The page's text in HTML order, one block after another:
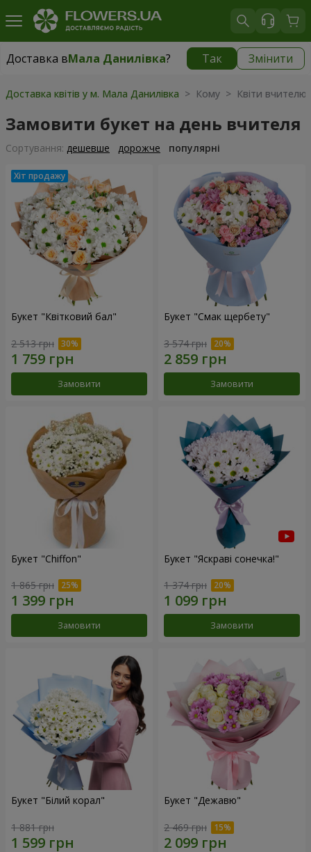
Доставка вМала Данилівка? Так Змінити
Доставка вМала Данилівка|безкоштовно
Доставка квітів у м. Мала Данилівка > Кому > Квіти вчителю
Замовити букет на день вчителя
Сортування: дешевше дорожче популярні
Букет "Квітковий бал"
2 513 грн
Замовити
Букет "Смак щербету"
3 574 грн
Замовити
Букет "Chiffon"
1 865 грн
Замовити
Букет "Яскраві сонечка!"
1 374 грн
Замовити
Букет "Білий корал"
1 881 грн
Букет "Дежавю"
2 469 грн